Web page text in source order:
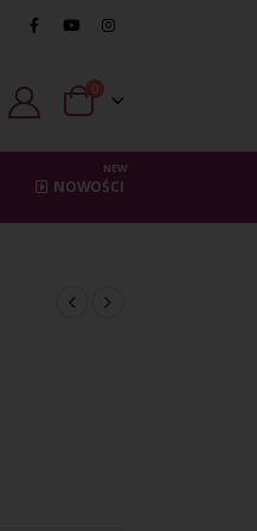
0
NOWOŚCI
NEW